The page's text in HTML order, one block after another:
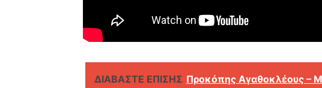
ΔΙΑΒΑΣΤΕ ΕΠΙΣΗΣ Προκόπης Αγαθοκλέους –